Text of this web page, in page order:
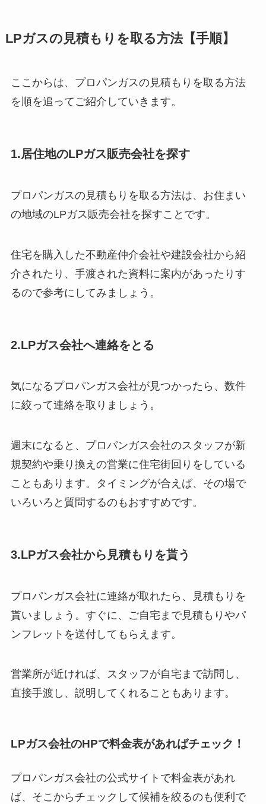
LPガスの見積もりを取る方法【手順】
ここからは、プロパンガスの見積もりを取る方法
を順を追ってご紹介していきます。
1.居住地のLPガス販売会社を探す
プロパンガスの見積もりを取る方法は、お住まい
の地域のLPガス販売会社を探すことです。
住宅を購入した不動産仲介会社や建設会社から紹
介されたり、手渡された資料に案内があったりす
るので参考にしてみましょう。
2.LPガス会社へ連絡をとる
気になるプロパンガス会社が見つかったら、数件
に絞って連絡を取りましょう。
週末になると、プロパンガス会社のスタッフが新
規契約や乗り換えの営業に住宅街回りをしている
こともあります。タイミングが合えば、その場で
いろいろと質問するのもおすすめです。
3.LPガス会社から見積もりを貰う
プロパンガス会社に連絡が取れたら、見積もりを
貰いましょう。すぐに、ご自宅まで見積もりやパ
ンフレットを送付してもらえます。
営業所が近ければ、スタッフが自宅まで訪問し、
直接手渡し、説明してくれることもあります。
LPガス会社のHPで料金表があればチェック！
プロパンガス会社の公式サイトで料金表があれ
ば、そこからチェックして候補を絞るのも便利で